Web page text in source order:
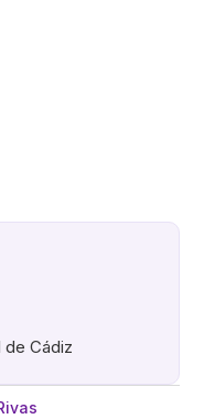
de Cádiz